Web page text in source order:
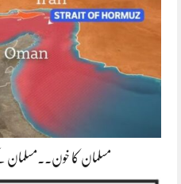
مسلمان کا خون۔۔مسلمان